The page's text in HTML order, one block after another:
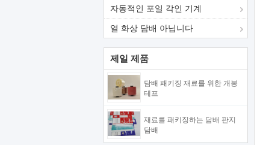
자동적인 포일 각인 기계
열 화상 담배 아닙니다
제일 제품
담배 패키징 재료를 위한 개봉
테프
재료를 패키징하는 담배 판지
담배